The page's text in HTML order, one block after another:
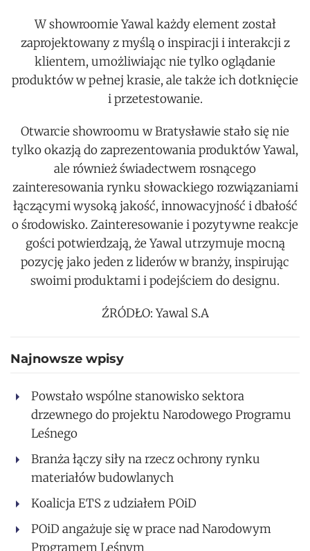
W showroomie Yawal każdy element został
zaprojektowany z myślą o inspiracji i interakcji z
klientem, umożliwiając nie tylko oglądanie
produktów w pełnej krasie, ale także ich dotknięcie
i przetestowanie.
Otwarcie showroomu w Bratysławie stało się nie
tylko okazją do zaprezentowania produktów Yawal,
ale również świadectwem rosnącego
zainteresowania rynku słowackiego rozwiązaniami
łączącymi wysoką jakość, innowacyjność i dbałość
o środowisko. Zainteresowanie i pozytywne reakcje
gości potwierdzają, że Yawal utrzymuje mocną
pozycję jako jeden z liderów w branży, inspirując
swoimi produktami i podejściem do designu.
ŹRÓDŁO: Yawal S.A
Najnowsze wpisy
Powstało wspólne stanowisko sektora
drzewnego do projektu Narodowego Programu
Leśnego
Branża łączy siły na rzecz ochrony rynku
materiałów budowlanych
Koalicja ETS z udziałem POiD
POiD angażuje się w prace nad Narodowym
Programem Leśnym